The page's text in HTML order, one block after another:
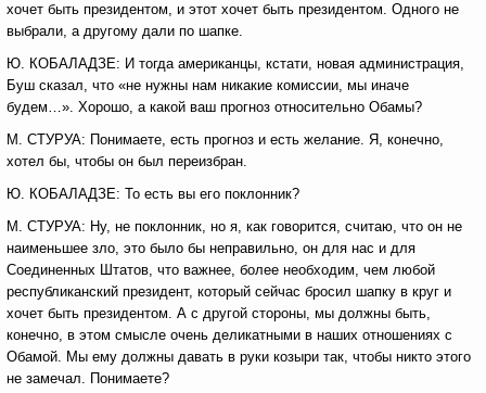
хочет быть президентом, и этот хочет быть президентом. Одного не
выбрали, а другому дали по шапке.
Ю. КОБАЛАДЗЕ: И тогда американцы, кстати, новая администрация,
Буш сказал, что «не нужны нам никакие комиссии, мы иначе
будем…». Хорошо, а какой ваш прогноз относительно Обамы?
М. СТУРУА: Понимаете, есть прогноз и есть желание. Я, конечно,
хотел бы, чтобы он был переизбран.
Ю. КОБАЛАДЗЕ: То есть вы его поклонник?
М. СТУРУА: Ну, не поклонник, но я, как говорится, считаю, что он не
наименьшее зло, это было бы неправильно, он для нас и для
Соединенных Штатов, что важнее, более необходим, чем любой
республиканский президент, который сейчас бросил шапку в круг и
хочет быть президентом. А с другой стороны, мы должны быть,
конечно, в этом смысле очень деликатными в наших отношениях с
Обамой. Мы ему должны давать в руки козыри так, чтобы никто этого
не замечал. Понимаете?